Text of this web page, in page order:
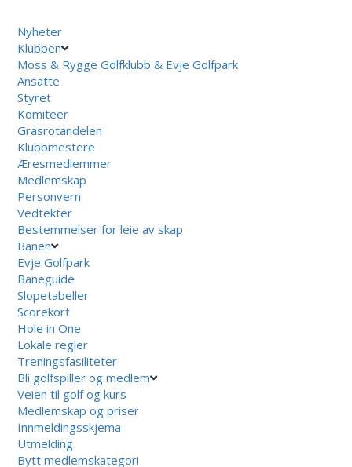
Nyheter
Klubben
Moss & Rygge Golfklubb & Evje Golfpark
Ansatte
Styret
Komiteer
Grasrotandelen
Klubbmestere
Æresmedlemmer
Medlemskap
Personvern
Vedtekter
Bestemmelser for leie av skap
Banen
Evje Golfpark
Baneguide
Slopetabeller
Scorekort
Hole in One
Lokale regler
Treningsfasiliteter
Bli golfspiller og medlem
Veien til golf og kurs
Medlemskap og priser
Innmeldingsskjema
Utmelding
Bytt medlemskategori